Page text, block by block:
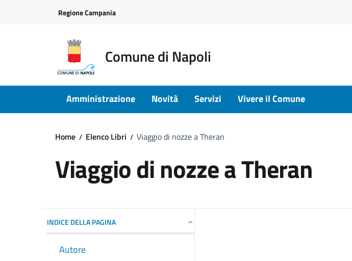
Regione Campania
Comune di Napoli
Amministrazione Novità Servizi Vivere il Comune
Home Elenco Libri Viaggio di nozze a Theran
Viaggio di nozze a Theran
INDICE DELLA PAGINA
Autore